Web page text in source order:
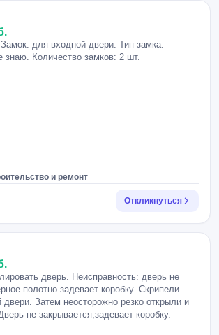
для входной двери. Тип замка:
знаю. Количество замков: 2 шт.
и ремонт
Откликнуться
дверь. Неисправность: дверь не
полотно задевает коробку. Скрипели
двери. Затем неосторожно резко открыли и
не закрывается,задевает коробку.